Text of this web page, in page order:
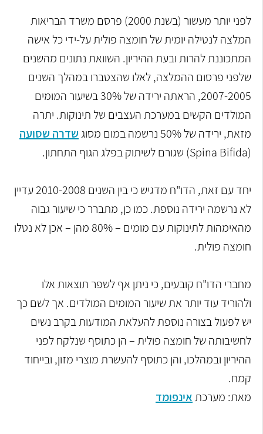
לפני יותר מעשור (בשנת 2000) פרסם משרד הבריאות
המלצה לנטילה יומית של חומצה פולית על-ידי כל אישה
המתכוננת להרות ובעת ההיריון. השוואת נתונים מהשנים
שלפני פרסום ההמלצה, לאלו שהצטברו במהלך השנים
2007-2005, הראתה ירידה של 30% בשיעור המומים
המולדים הקשים במערכת העצבים של תינוקות. יתרה
מזאת, ירידה של 50% נרשמה במום מסוג
שדרה שסועה
(Spina Bifida) שגורם לשיתוק בפלג הגוף התחתון.
יחד עם זאת, הדו"ח מדגיש כי בין השנים 2010-2008 עדיין
לא נרשמה ירידה נוספת. כמו כן, מתברר כי שיעור גבוה
מהאימהות לתינוקות עם מומים – 80% מהן – אכן לא נטלו
חומצה פולית.
מחברי הדו"ח קובעים, כי ניתן אף לשפר תוצאות אלו
ולהוריד עוד יותר את שיעור המומים המולדים. אך לשם כך
יש לפעול בצורה נוספת להעלאת המודעות בקרב נשים
לחשיבותה של חומצה פולית – הן כתוסף שנלקח לפני
ההיריון ובמהלכו, והן כתוסף להעשרת מוצרי מזון, ובייחוד
קמח.
מאת: מערכתאינפומד